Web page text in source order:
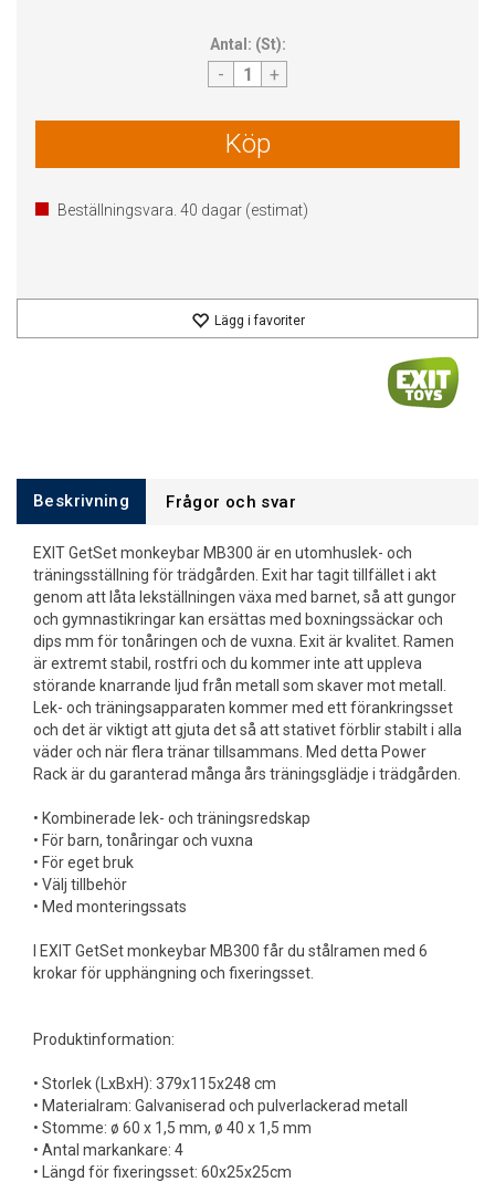
Antal: (St):
- +
Köp
Beställningsvara. 40 dagar (estimat)
Lägg i favoriter
Beskrivning Frågor och svar
EXIT GetSet monkeybar MB300 är en utomhuslek- och
träningsställning för trädgården. Exit har tagit tillfället i akt
genom att låta lekställningen växa med barnet, så att gungor
och gymnastikringar kan ersättas med boxningssäckar och
dips mm för tonåringen och de vuxna. Exit är kvalitet. Ramen
är extremt stabil, rostfri och du kommer inte att uppleva
störande knarrande ljud från metall som skaver mot metall.
Lek- och träningsapparaten kommer med ett förankringsset
och det är viktigt att gjuta det så att stativet förblir stabilt i alla
väder och när flera tränar tillsammans. Med detta Power
Rack är du garanterad många års träningsglädje i trädgården.
• Kombinerade lek- och träningsredskap
• För barn, tonåringar och vuxna
• För eget bruk
• Välj tillbehör
• Med monteringssats
I EXIT GetSet monkeybar MB300 får du stålramen med 6
krokar för upphängning och fixeringsset.
Produktinformation:
• Storlek (LxBxH): 379x115x248 cm
• Materialram: Galvaniserad och pulverlackerad metall
• Stomme: ø 60 x 1,5 mm, ø 40 x 1,5 mm
• Antal markankare: 4
• Längd för fixeringsset: 60x25x25cm